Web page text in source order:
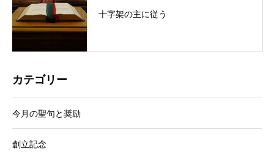
十字架の主に従う
カテゴリー
今月の聖句と奨励
創立記念